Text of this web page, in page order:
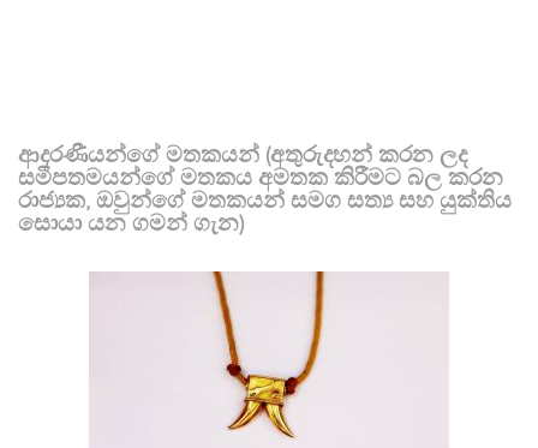
ආදරණීයන්ගේ මතකයන් (අතුරුදහන් කරන ලද
සමීපතමයන්ගේ මතකය අමතක කිරීමට බල කරන
රාජ්‍යක, ඔවුන්ගේ මතකයන් සමග සත්‍ය සහ යුක්තිය
සොයා යන ගමන් ගැන)